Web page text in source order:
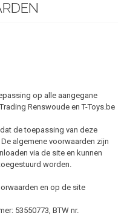
op alle aangegane
Renswoude en T-Toys.be
de toepassing van deze
algemene voorwaarden zijn
via de site en kunnen
worden.
en op de site
53550773, BTW nr.